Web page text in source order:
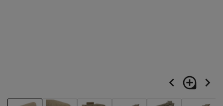
navigate_before loupe navigate_next